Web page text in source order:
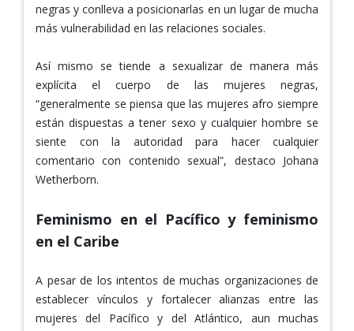
negras y conlleva a posicionarlas en un lugar de mucha
más vulnerabilidad en las relaciones sociales.
Así mismo se tiende a sexualizar de manera más
explícita el cuerpo de las mujeres negras,
“generalmente se piensa que las mujeres afro siempre
están dispuestas a tener sexo y cualquier hombre se
siente con la autoridad para hacer cualquier
comentario con contenido sexual”, destaco Johana
Wetherborn.
Feminismo en el Pacífico y feminismo
en el Caribe
A pesar de los intentos de muchas organizaciones de
establecer vínculos y fortalecer alianzas entre las
mujeres del Pacífico y del Atlántico, aun muchas